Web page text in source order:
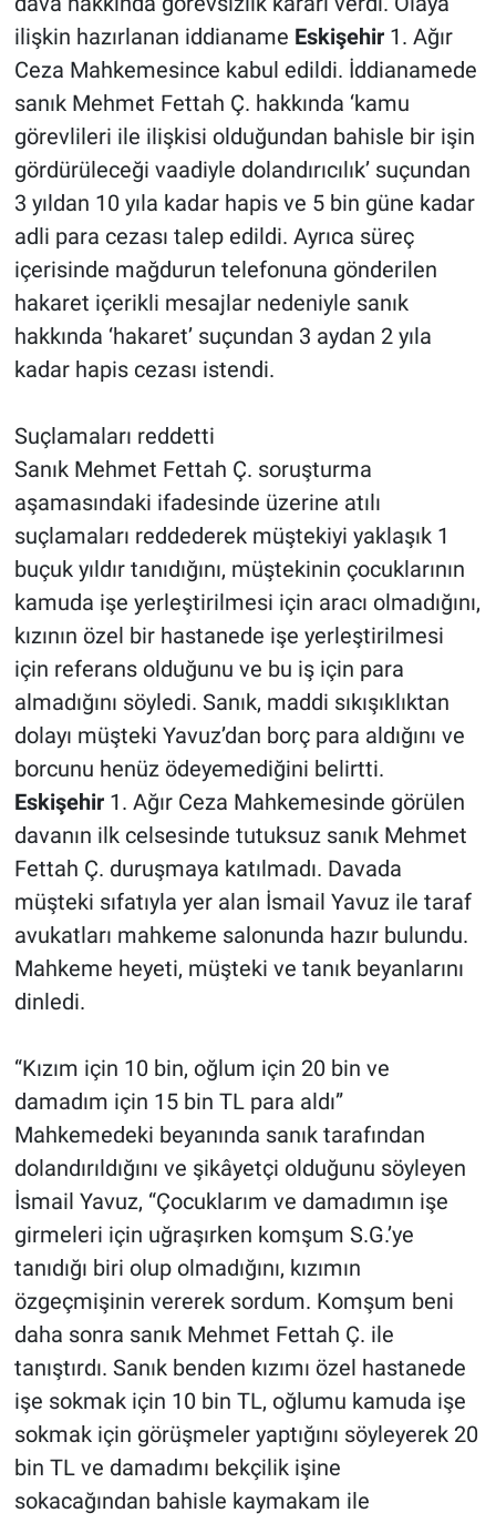
ilişkin hazırlanan iddianame Eskişehir1. Ağır
Ceza Mahkemesince kabul edildi. İddianamede
sanık Mehmet Fettah Ç. hakkında ‘kamu
görevlileri ile ilişkisi olduğundan bahisle bir işin
gördürüleceği vaadiyle dolandırıcılık’ suçundan
3 yıldan 10 yıla kadar hapis ve 5 bin güne kadar
adli para cezası talep edildi. Ayrıca süreç
içerisinde mağdurun telefonuna gönderilen
hakaret içerikli mesajlar nedeniyle sanık
hakkında ‘hakaret’ suçundan 3 aydan 2 yıla
kadar hapis cezası istendi.
Suçlamaları reddetti
Sanık Mehmet Fettah Ç. soruşturma
aşamasındaki ifadesinde üzerine atılı
suçlamaları reddederek müştekiyi yaklaşık 1
buçuk yıldır tanıdığını, müştekinin çocuklarının
kamuda işe yerleştirilmesi için aracı olmadığını,
kızının özel bir hastanede işe yerleştirilmesi
için referans olduğunu ve bu iş için para
almadığını söyledi. Sanık, maddi sıkışıklıktan
dolayı müşteki Yavuz’dan borç para aldığını ve
borcunu henüz ödeyemediğini belirtti.
Eskişehir1. Ağır Ceza Mahkemesinde görülen
davanın ilk celsesinde tutuksuz sanık Mehmet
Fettah Ç. duruşmaya katılmadı. Davada
müşteki sıfatıyla yer alan İsmail Yavuz ile taraf
avukatları mahkeme salonunda hazır bulundu.
Mahkeme heyeti, müşteki ve tanık beyanlarını
dinledi.
“Kızım için 10 bin, oğlum için 20 bin ve
damadım için 15 bin TL para aldı”
Mahkemedeki beyanında sanık tarafından
dolandırıldığını ve şikâyetçi olduğunu söyleyen
İsmail Yavuz, “Çocuklarım ve damadımın işe
girmeleri için uğraşırken komşum S.G.’ye
tanıdığı biri olup olmadığını, kızımın
özgeçmişinin vererek sordum. Komşum beni
daha sonra sanık Mehmet Fettah Ç. ile
tanıştırdı. Sanık benden kızımı özel hastanede
işe sokmak için 10 bin TL, oğlumu kamuda işe
sokmak için görüşmeler yaptığını söyleyerek 20
bin TL ve damadımı bekçilik işine
sokacağından bahisle kaymakam ile